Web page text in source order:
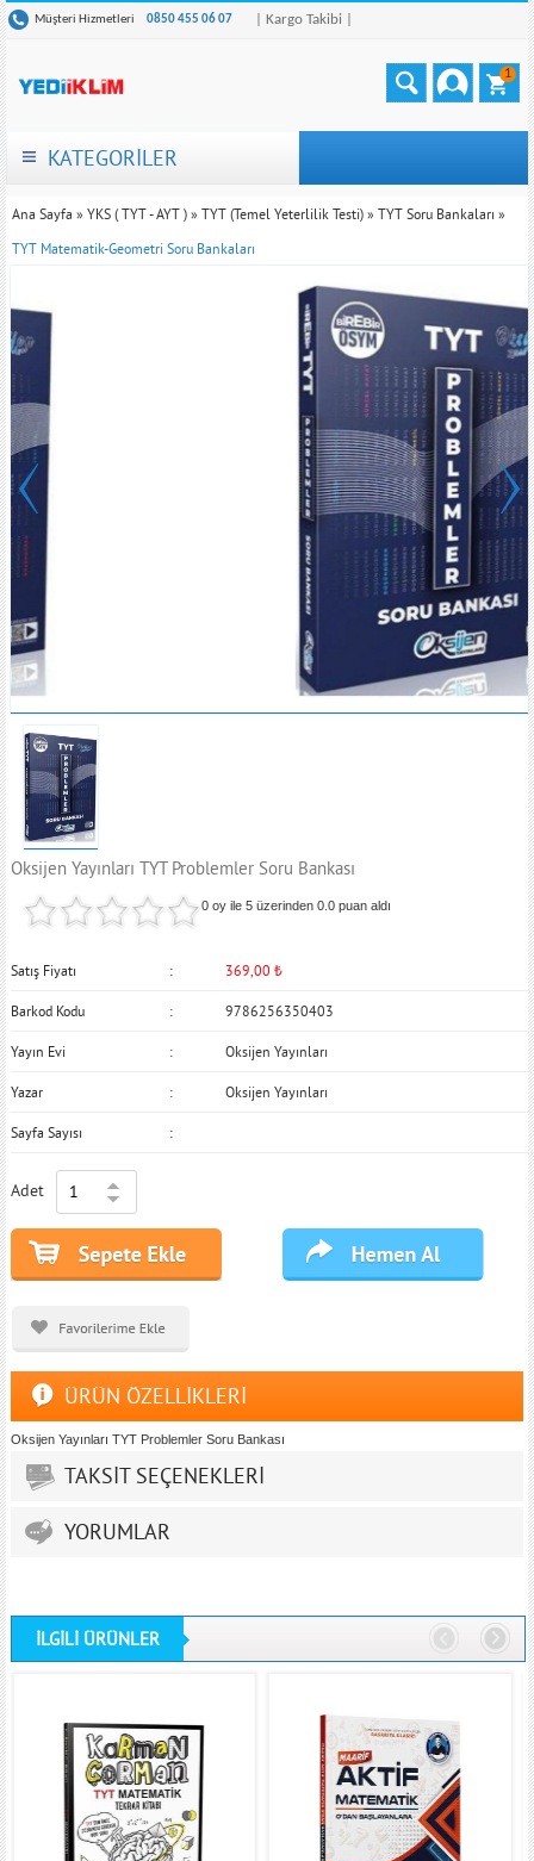
Müşteri Hizmetleri 0850 455 06 07 | Kargo Takibi |
1
KATEGORİLER
Ana Sayfa » YKS ( TYT - AYT ) » TYT (Temel Yeterlilik Testi) » TYT Soru Bankaları »
TYT Matematik-Geometri Soru Bankaları
Oksijen Yayınları TYT Problemler Soru Bankası
0 oy ile 5 üzerinden0.0 puan aldı
Satış Fiyatı 369,00 ₺
Barkod Kodu 9786256350403
Yayın Evi Oksijen Yayınları
Yazar Oksijen Yayınları
Sayfa Sayısı
Adet
ÜRÜN ÖZELLİKLERİ
Oksijen Yayınları TYT Problemler Soru Bankası
TAKSİT SEÇENEKLERİ
YORUMLAR
İLGİLİ ÜRÜNLER